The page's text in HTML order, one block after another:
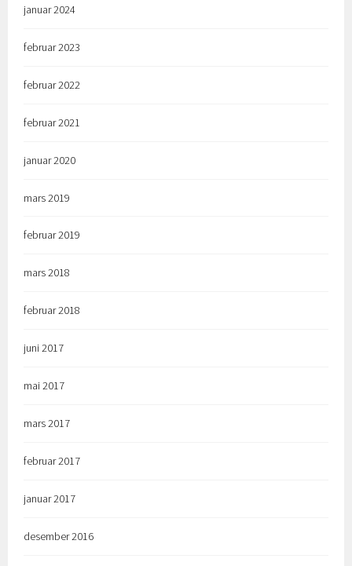
januar 2024
februar 2023
februar 2022
februar 2021
januar 2020
mars 2019
februar 2019
mars 2018
februar 2018
juni 2017
mai 2017
mars 2017
februar 2017
januar 2017
desember 2016